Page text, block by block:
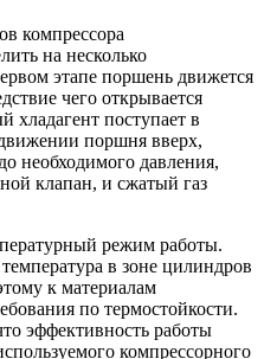
компрессора
на несколько
этапе поршень движется
чего открывается
хладагент поступает в
поршня вверх,
необходимого давления,
клапан, и сжатый газ
режим работы.
в зоне цилиндров
к материалам
по термостойкости.
эффективность работы
компрессорного